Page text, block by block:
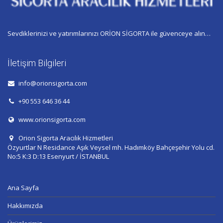
Sevdiklerinizi ve yatırımlarınızı ORİON SİGORTA ile güvenceye alın…
İletişim Bilgileri
info@orionsigorta.com
+90 553 646 36 44
www.orionsigorta.com
Orion Sigorta Aracılık Hizmetleri
Özyurtlar N Residance Aşık Veysel mh. Hadımköy Bahçeşehir Yolu cd.
No:5 K:3 D:13 Esenyurt / İSTANBUL
Ana Sayfa
Hakkımızda